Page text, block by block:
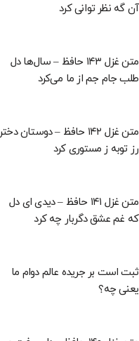
آن گه نظر توانی کرد
متن غزل ۱۴۳ حافظ – سال‌ها دل
طلب جام جم از ما می‌کرد
متن غزل ۱۴۲ حافظ – دوستان دختر
رز توبه ز مستوری کرد
متن غزل ۱۴۱ حافظ – دیدی ای دل
که غم عشق دگربار چه کرد
ثبت است بر جریده عالم دوام ما
یعنی چه؟